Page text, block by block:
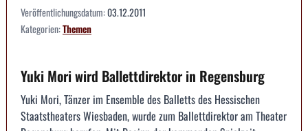
Veröffentlichungsdatum:03.12.2011
Kategorien:Themen
Yuki Mori wird Ballettdirektor in Regensburg
Yuki Mori, Tänzer im Ensemble des Balletts des Hessischen
Staatstheaters Wiesbaden, wurde zum Ballettdirektor am Theater